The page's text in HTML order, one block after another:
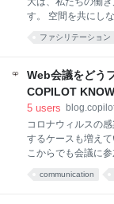
「参加メンバーに
ばしば指摘されま
ーやファシリテー
いう考え方ですが、
す。 空間を共にし
た場所から仕事を
提となりつつあり
か」という問題を
ロジェクトや組織そ
か」というより本
では、民間企業や
て最適なファシリ
に「リモートワー
法論」を公開する
ファシリテーション
Web会議をどう
COPILOT
5 users
コロナウィルスの
するケースも増え
こからでも会議に
ほどには音声がク
communication